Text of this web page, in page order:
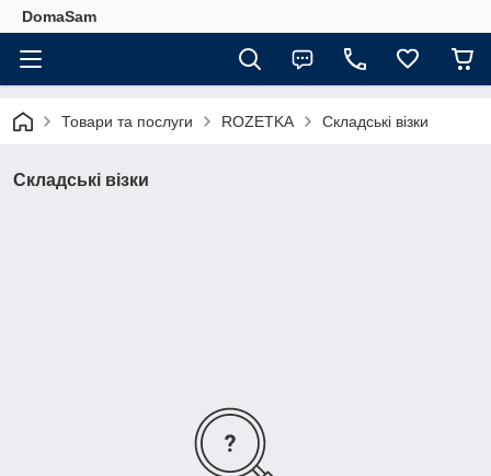
DomaSam
Товари та послуги ROZETKA Складські візки
Складські візки